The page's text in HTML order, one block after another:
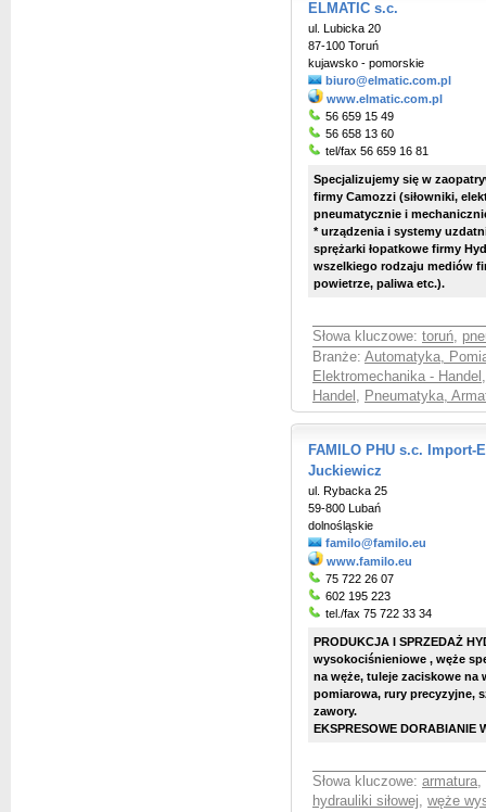
ELMATIC s.c.
ul. Lubicka 20
87-100 Toruń
kujawsko - pomorskie
biuro@elmatic.com.pl
www.elmatic.com.pl
56 659 15 49
56 658 13 60
tel/fax 56 659 16 81
Specjalizujemy się w
firmy Camozzi (siłowniki,
pneumatycznie i
* urządzenia i systemy
sprężarki łopatkowe firmy
wszelkiego rodzaju mediów
powietrze, paliwa etc.).
Słowa kluczowe: toruń,
Branże: Automatyka,
Elektromechanika - Handel
Handel , Pneumatyka,
FAMILO PHU s.c. Import-
Juckiewicz
ul. Rybacka 25
59-800 Lubań
dolnośląskie
familo@familo.eu
www.familo.eu
75 722 26 07
602 195 223
tel./fax 75 722 33 34
PRODUKCJA I SPRZEDAŻ
wysokociśnieniowe , węże
na węże, tuleje zaciskowe na
pomiarowa, rury precyzyjne,
zawory.
EKSPRESOWE DORABIANIE
Słowa kluczowe: armatura,
hydrauliki siłowej, węże